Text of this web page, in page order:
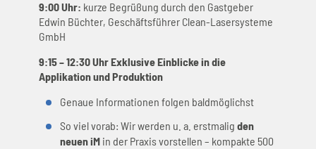
9:00 Uhr: kurze Begrüßung durch den Gastgeber
Edwin Büchter, Geschäftsführer Clean-Lasersysteme
GmbH
9:15 – 12:30 Uhr Exklusive Einblicke in die
Applikation und Produktion
Genaue Informationen folgen baldmöglichst
So viel vorab: Wir werden u. a. erstmalig den
neuen iMin der Praxis vorstellen – kompakte 500